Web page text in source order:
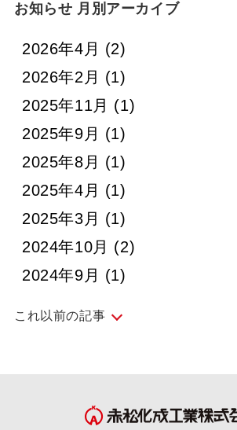
お知らせ 月別アーカイブ
2026年4月 (2)
2026年2月 (1)
2025年11月 (1)
2025年9月 (1)
2025年8月 (1)
2025年4月 (1)
2025年3月 (1)
2024年10月 (2)
2024年9月 (1)
これ以前の記事
2024年2月 (1)